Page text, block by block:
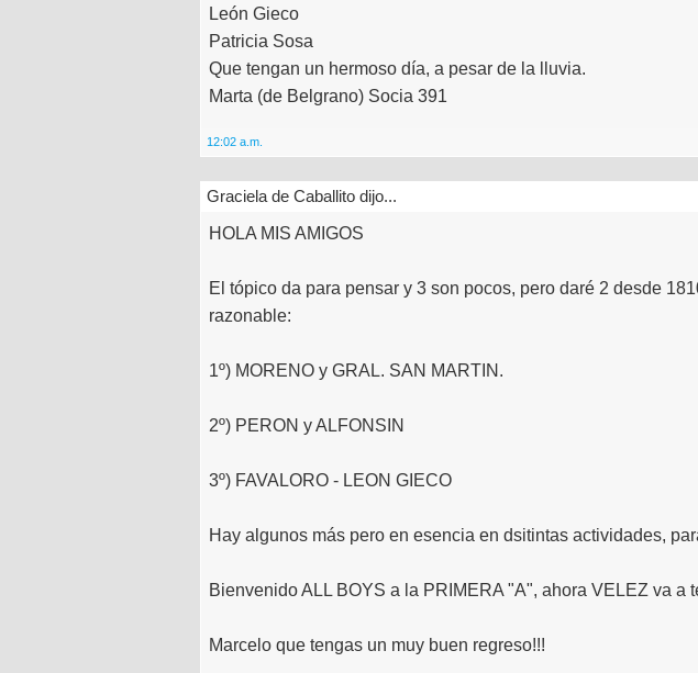
León Gieco
Patricia Sosa
Que tengan un hermoso día, a pesar de la lluvia.
Marta (de Belgrano) Socia 391
12:02 a.m.
Graciela de Caballito dijo...
HOLA MIS AMIGOS
El tópico da para pensar y 3 son pocos, pero daré 2 desde
razonable:
1º) MORENO y GRAL. SAN MARTIN.
2º) PERON y ALFONSIN
3º) FAVALORO - LEON GIECO
Hay algunos más pero en esencia en dsitintas actividades,
Bienvenido ALL BOYS a la PRIMERA "A", ahora VELEZ va a
Marcelo que tengas un muy buen regreso!!!